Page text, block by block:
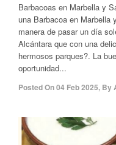
Barbacoas en Marbella y
una Barbacoa en Marbella
manera de pasar un día
Alcántara que con una
hermosos parques?. La
oportunidad...
Posted On04 Feb 2025, By